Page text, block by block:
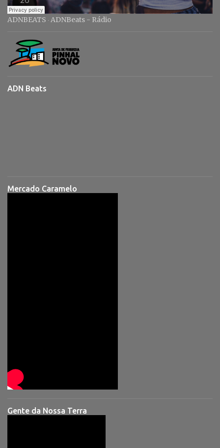
ADNBEATS · ADNBeats - Rádio
ADN Beats
Mercado Caramelo
Gente da Nossa Terra